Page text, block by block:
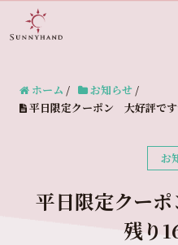
ホーム / お知らせ /
平日限定クーポン 大好評で
お
平日限定クー
残り